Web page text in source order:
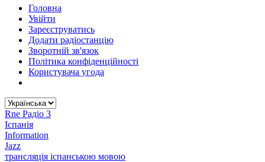
Головна
Увійти
Зареєструватись
Додати радіостанцію
Зворотній зв'язок
Політика конфіденційності
Користувача угода
Rne Радіо 3
Іспанія
Information
Jazz
трансляція іспанською мовою